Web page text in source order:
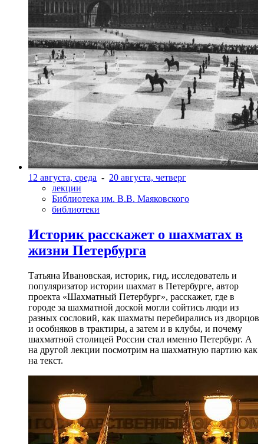
12 августа, среда - 20 августа, четверг
лекции
Библиотека им. В.В. Маяковского
библиотеки
Историк расскажет о шахматах в
жизни Петербурга
Татьяна Ивановская, историк, гид, исследователь и
популяризатор истории шахмат в Петербурге, автор
проекта «Шахматный Петербург», расскажет, где в
городе за шахматной доской могли сойтись люди из
разных сословий, как шахматы перебирались из дворцов
и особняков в трактиры, а затем и в клубы, и почему
шахматной столицей России стал именно Петербург. А
на другой лекции посмотрим на шахматную партию как
на текст.